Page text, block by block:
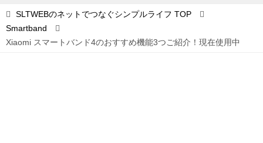
SLTWEBのネットでつなぐシンプルライフ TOP
Smartband
Xiaomi スマートバンド4のおすすめ機能3つご紹介！現在使用中